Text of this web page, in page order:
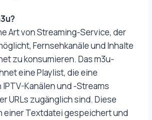
Art von Streaming-Service, der
Fernsehkanäle und Inhalte
zu konsumieren. Das m3u-
eine Playlist, die eine
Kanälen und -Streams
URLs zugänglich sind. Diese
einer Textdatei gespeichert und